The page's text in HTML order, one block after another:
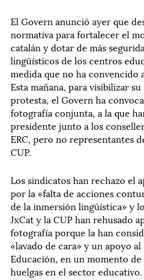
El Govern anunció ayer que
normativa para fortalecer el
catalán y dotar de más
lingüísticos de los centros
medida que no ha convencido
Esta mañana, para visibilizar
protesta, el Govern ha
fotografía conjunta, a la que
presidente junto a los
ERC, pero no representantes
CUP.
Los sindicatos han rechazo el
por la «falta de acciones
de la inmersión lingüística» y
JxCat y la CUP han rehusado
fotografía porque la han
«lavado de cara» y un apoyo
Educación, en un momento de
huelgas en el sector educativo.